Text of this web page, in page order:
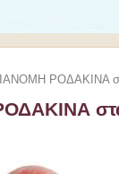
ΡΟΔΑΚΙΝΑ